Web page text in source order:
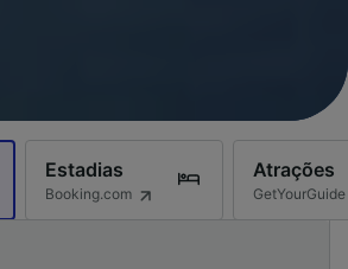
Estadias
Booking.com
Atrações
GetYourGuide